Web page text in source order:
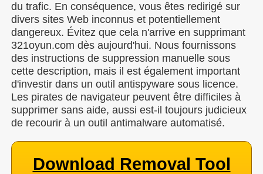
du trafic. En conséquence, vous êtes redirigé sur
divers sites Web inconnus et potentiellement
dangereux. Évitez que cela n'arrive en supprimant
321oyun.com dès aujourd'hui. Nous fournissons
des instructions de suppression manuelle sous
cette description, mais il est également important
d'investir dans un outil antispyware sous licence.
Les pirates de navigateur peuvent être difficiles à
supprimer sans aide, aussi est-il toujours judicieux
de recourir à un outil antimalware automatisé.
Download Removal Tool